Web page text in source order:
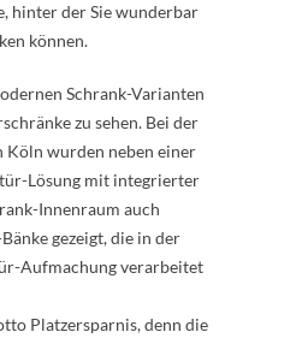
hinter der Sie wunderbar
können.
Schrank-Varianten
zu sehen. Bei der
Köln wurden neben einer
Lösung mit integrierter
Innenraum auch
gezeigt, die in der
Aufmachung verarbeitet
Platzersparnis, denn die